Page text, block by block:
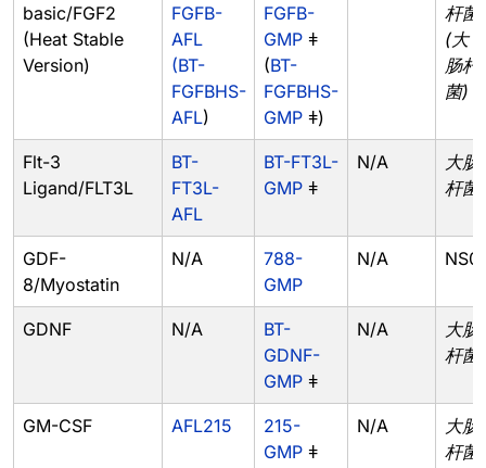
basic/FGF2
(Heat Stable
Version)
FGFB-
AFL
(BT-
FGFBHS-
AFL)
FGFB-
GMP ǂ
(BT-
FGFBHS-
GMP ǂ)
杆菌
(大
肠杆
菌)
Flt-3
Ligand/FLT3L
BT-
FT3L-
AFL
BT-FT3L-
GMP ǂ
N/A
大肠
杆菌
GDF-
8/Myostatin
N/A
788-
GMP
N/A NS0
GDNF N/A
BT-
GDNF-
GMP ǂ
N/A
大肠
杆菌
GM-CSF AFL215
215-
GMP ǂ
N/A
大肠
杆菌